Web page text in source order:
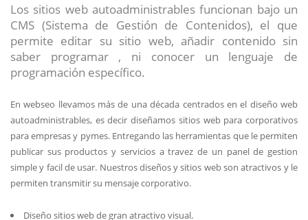
Los sitios web autoadministrables funcionan bajo un
CMS (Sistema de Gestión de Contenidos), el que
permite editar su sitio web, añadir contenido sin
saber programar , ni conocer un lenguaje de
programación específico.
En webseo llevamos más de una década centrados en el diseño web
autoadministrables, es decir diseñamos sitios web para corporativos
para empresas y pymes. Entregando las herramientas que le permiten
publicar sus productos y servicios a travez de un panel de gestion
simple y facil de usar. Nuestros diseños y sitios web son atractivos y le
permiten transmitir su mensaje corporativo.
Diseño sitios web de gran atractivo visual.